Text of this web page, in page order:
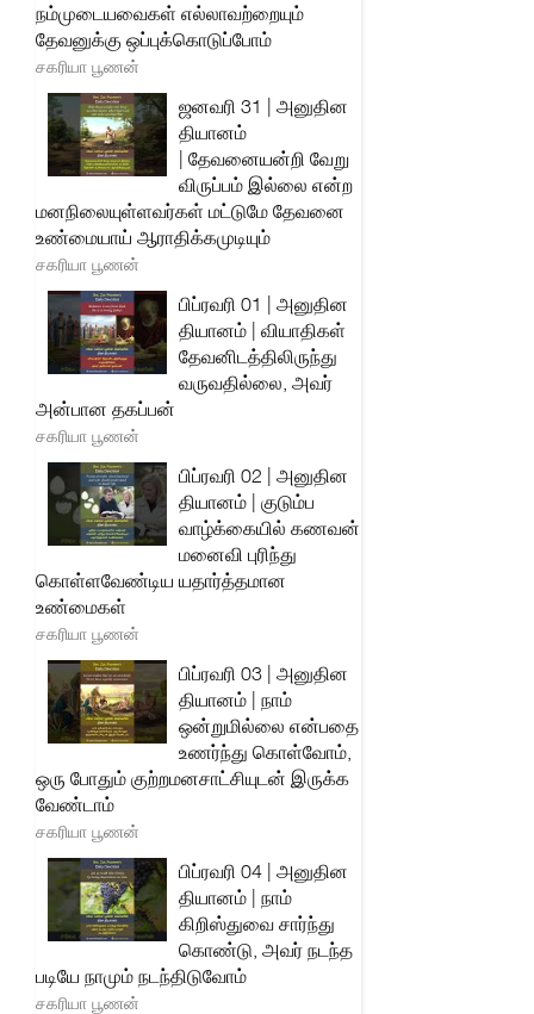
நம்முடையவைகள் எல்லாவற்றையும்
தேவனுக்கு ஒப்புக்கொடுப்போம்
சகரியா பூணன்
ஜனவரி 31 | அனுதின
தியானம்
| தேவனையன்றி வேறு
விருப்பம் இல்லை என்ற
மனநிலையுள்ளவர்கள் மட்டுமே தேவனை
உண்மையாய் ஆராதிக்கமுடியும்
சகரியா பூணன்
பிப்ரவரி 01 | அனுதின
தியானம் | வியாதிகள்
தேவனிடத்திலிருந்து
வருவதில்லை, அவர்
அன்பான தகப்பன்
சகரியா பூணன்
பிப்ரவரி 02 | அனுதின
தியானம் | குடும்ப
வாழ்க்கையில் கணவன்
மனைவி புரிந்து
கொள்ளவேண்டிய யதார்த்தமான
உண்மைகள்
சகரியா பூணன்
பிப்ரவரி 03 | அனுதின
தியானம் | நாம்
ஒன்றுமில்லை என்பதை
உணர்ந்து கொள்வோம்,
ஒரு போதும் குற்றமனசாட்சியுடன் இருக்க
வேண்டாம்
சகரியா பூணன்
பிப்ரவரி 04 | அனுதின
தியானம் | நாம்
கிறிஸ்துவை சார்ந்து
கொண்டு, அவர் நடந்த
படியே நாமும் நடந்திடுவோம்
சகரியா பூணன்